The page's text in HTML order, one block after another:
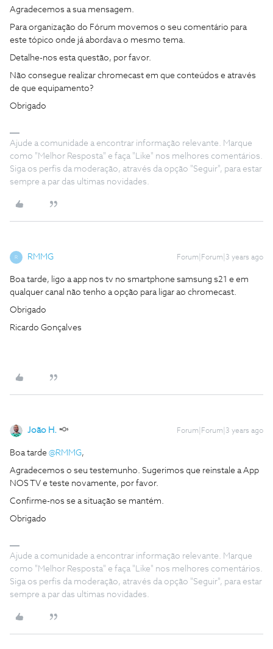
Agradecemos a sua mensagem.
Para organização do Fórum movemos o seu comentário para
este tópico onde já abordava o mesmo tema.
Detalhe-nos esta questão, por favor.
Não consegue realizar chromecast em que conteúdos e através
de que equipamento?
Obrigado
Ajude a comunidade a encontrar informação relevante. Marque
como "Melhor Resposta" e faça "Like" nos melhores comentários.
Siga os perfis da moderação, através da opção "Seguir", para estar
sempre a par das ultimas novidades.
R RMMG Forum|Forum|3 years ago
Boa tarde, ligo a app nos tv no smartphone samsung s21 e em
qualquer canal não tenho a opção para ligar ao chromecast.
Obrigado
Ricardo Gonçalves
João H. Forum|Forum|3 years ago
Boa tarde @RMMG,
Agradecemos o seu testemunho. Sugerimos que reinstale a App
NOS TV e teste novamente, por favor.
Confirme-nos se a situação se mantém.
Obrigado
Ajude a comunidade a encontrar informação relevante. Marque
como "Melhor Resposta" e faça "Like" nos melhores comentários.
Siga os perfis da moderação, através da opção "Seguir", para estar
sempre a par das ultimas novidades.